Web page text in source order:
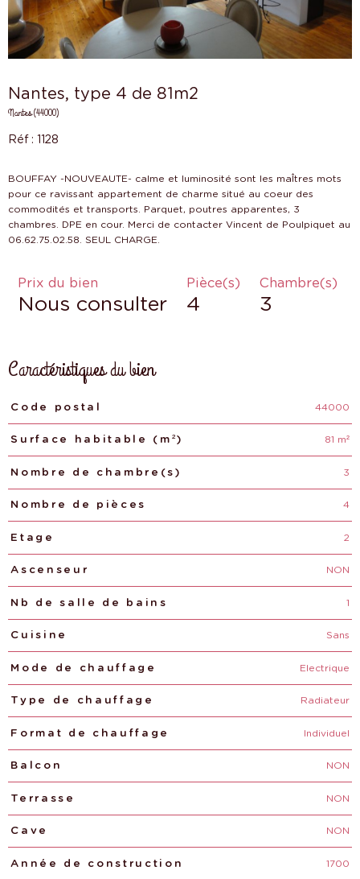
Nantes, type 4 de 81m2
Nantes (44000)
Réf : 1128
BOUFFAY -NOUVEAUTE- calme et luminosité sont les maÎtres mots
pour ce ravissant appartement de charme situé au coeur des
commodités et transports. Parquet, poutres apparentes, 3
chambres. DPE en cour. Merci de contacter Vincent de Poulpiquet au
Prix du bien
Nous consulter
Pièce(s)
4
Chambre(s)
3
Caractéristiques du bien
Caractéristiques Valeurs
Code postal 44000
Surface habitable (m²) 81 m²
Nombre de chambre(s) 3
Nombre de pièces 4
Etage 2
Ascenseur NON
Nb de salle de bains 1
Cuisine Sans
Mode de chauffage Electrique
Type de chauffage Radiateur
Format de chauffage Individuel
Balcon NON
Terrasse NON
Cave NON
Année de construction 1700